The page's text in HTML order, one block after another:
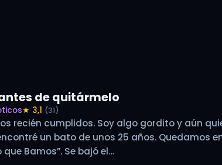
de quitármelo
★ 3,1 (31)
recién cumplidos. Soy algo gordito y aún
un bato de unos 25 años. Quedamos
Bamos”. Se bajó el…